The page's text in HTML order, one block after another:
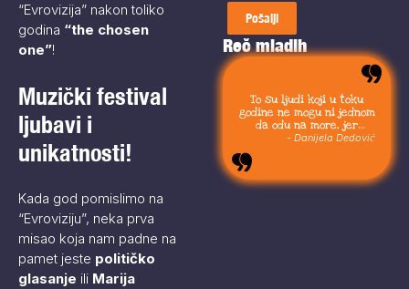
“Evrovizija” nakon toliko
godina “the chosen
one”!
Muzički festival
ljubavi i
unikatnosti!
Kada god pomislimo na
“Evroviziju”, neka prva
misao koja nam padne na
pamet jeste političko
glasanje ili Marija
Pošalji
Reč mladih
To su ljudi koji u toku
godine ne mogu ni jednom
da odu na more, jer
moraju da budu uvek sa
- Danijela Dedović